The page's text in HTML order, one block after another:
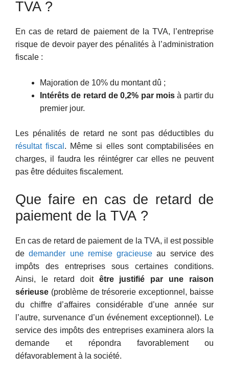
TVA ?
En cas de retard de paiement de la TVA, l’entreprise
risque de devoir payer des pénalités à l’administration
fiscale :
Majoration de 10% du montant dû ;
Intérêts de retard de 0,2% par mois à partir du
premier jour.
Les pénalités de retard ne sont pas déductibles du
résultat fiscal . Même si elles sont comptabilisées en
charges, il faudra les réintégrer car elles ne peuvent
pas être déduites fiscalement.
Que faire en cas de retard de
paiement de la TVA ?
En cas de retard de paiement de la TVA, il est possible
dedemander une remise gracieuse au service des
impôts des entreprises sous certaines conditions.
Ainsi, le retard doit être justifié par une raison
sérieuse (problème de trésorerie exceptionnel, baisse
du chiffre d’affaires considérable d’une année sur
l’autre, survenance d’un événement exceptionnel). Le
service des impôts des entreprises examinera alors la
demande et répondra favorablement ou
défavorablement à la société.